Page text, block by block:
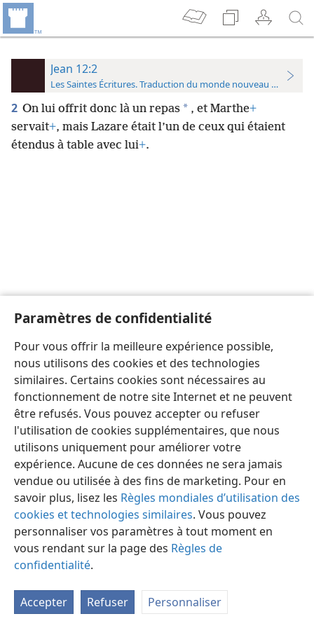
Paramètres de confidentialité
Pour vous offrir la meilleure expérience possible,
nous utilisons des cookies et des technologies
similaires. Certains cookies sont nécessaires au
fonctionnement de notre site Internet et ne peuvent
être refusés. Vous pouvez accepter ou refuser
l'utilisation de cookies supplémentaires, que nous
utilisons uniquement pour améliorer votre
expérience. Aucune de ces données ne sera jamais
vendue ou utilisée à des fins de marketing. Pour en
savoir plus, lisez les Règles mondiales d’utilisation des
cookies et technologies similaires. Vous pouvez
personnaliser vos paramètres à tout moment en
vous rendant sur la page des Règles de
confidentialité.
Accepter Refuser Personnaliser
Jean 12:2
Les Saintes Écritures. Traduction du monde nouveau (avec
2 On lui offrit donc là un repas * , et Marthe+
servait+, mais Lazare était l’un de ceux qui étaient
étendus à table avec lui+.
Préférences
Copyright© 2026 Watch Tower Bible and Tract Society of Pennsylvania
Conditions d’utilisation
Règles de confidentialité
Paramètres de confidentialité
JW.ORG Se connecter